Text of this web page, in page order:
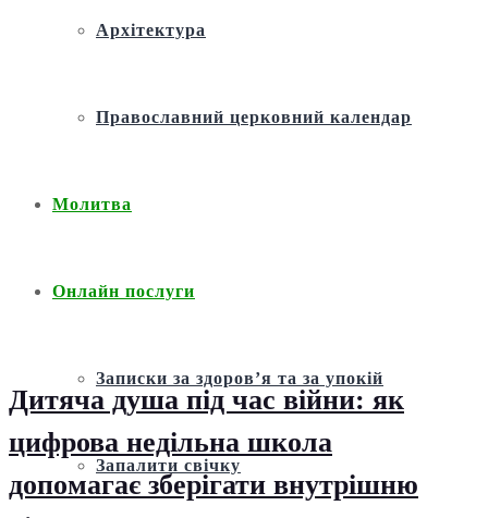
Архітектура
Православний церковний календар
Молитва
Онлайн послуги
Записки за здоров’я та за упокій
Запалити свічку
Дитяча душа під час війни: як
цифрова недільна школа
допомагає зберігати внутрішню